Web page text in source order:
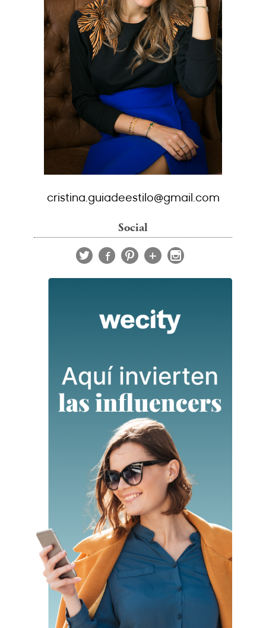
cristina.guiadeestilo@gmail.com
Social